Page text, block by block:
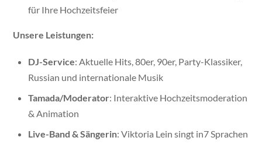
für Ihre Hochzeitsfeier
Unsere Leistungen:
DJ-Service: Aktuelle Hits, 80er, 90er, Party-Klassiker,
Russian und internationale Musik
Tamada/Moderator: Interaktive Hochzeitsmoderation
& Animation
Live-Band & Sängerin: Viktoria Lein singt in7 Sprachen